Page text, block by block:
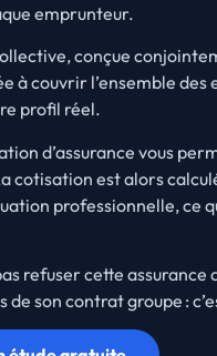
emprunteur.
conçue
à couvrir l’ensemble
profil réel.
d’assurance vous
cotisation est alors
professionnelle, ce
refuser cette
de son contrat groupe :